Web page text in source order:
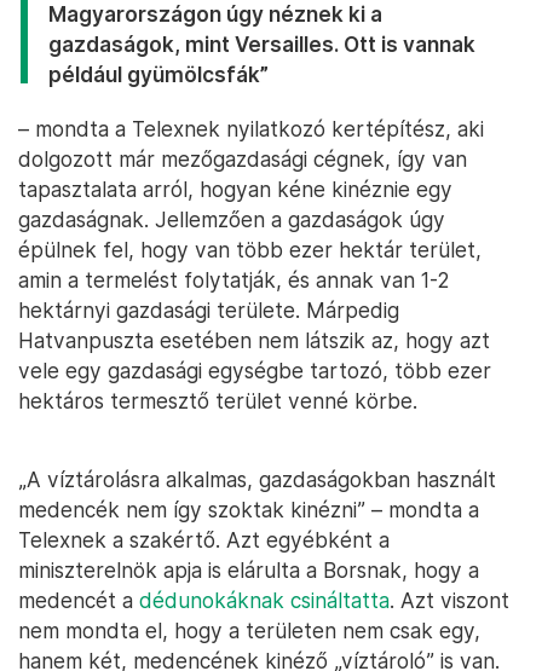
Magyarországon úgy néznek ki a
gazdaságok, mint Versailles. Ott is vannak
például gyümölcsfák”
– mondta a Telexnek nyilatkozó kertépítész, aki
dolgozott már mezőgazdasági cégnek, így van
tapasztalata arról, hogyan kéne kinéznie egy
gazdaságnak. Jellemzően a gazdaságok úgy
épülnek fel, hogy van több ezer hektár terület,
amin a termelést folytatják, és annak van 1-2
hektárnyi gazdasági területe. Márpedig
Hatvanpuszta esetében nem látszik az, hogy azt
vele egy gazdasági egységbe tartozó, több ezer
hektáros termesztő terület venné körbe.
„A víztárolásra alkalmas, gazdaságokban használt
medencék nem így szoktak kinézni” – mondta a
Telexnek a szakértő. Azt egyébként a
miniszterelnök apja is elárulta a Borsnak, hogy a
medencét a dédunokáknak csináltatta. Azt viszont
nem mondta el, hogy a területen nem csak egy,
hanem két, medencének kinéző „víztároló” is van.